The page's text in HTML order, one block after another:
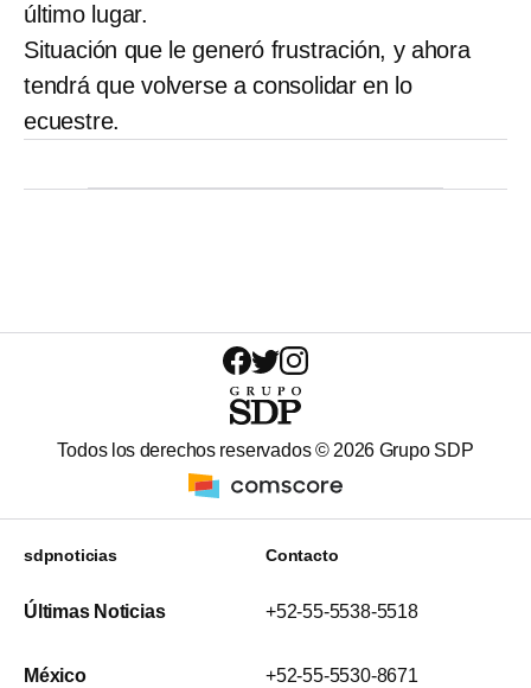
último lugar.
Situación que le generó frustración, y ahora
tendrá que volverse a consolidar en lo
ecuestre.
Todos los derechos reservados © 2026 Grupo SDP
sdpnoticias
Últimas Noticias
México
Contacto
+52-55-5538-5518
+52-55-5530-8671